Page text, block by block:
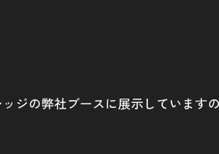
ジの弊社ブースに展示しています